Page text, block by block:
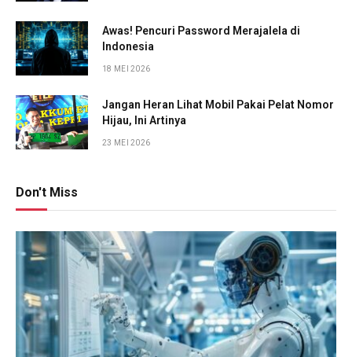
Awas! Pencuri Password Merajalela di
Indonesia
18 MEI 2026
Jangan Heran Lihat Mobil Pakai Pelat Nomor
Hijau, Ini Artinya
23 MEI 2026
Don't Miss